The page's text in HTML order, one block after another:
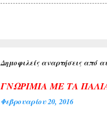
Δημοφιλείς αναρτήσεις από
ΓΝΩΡΙΜΙΑ ΜΕ ΤΑ
Φεβρουαρίου 20, 2016